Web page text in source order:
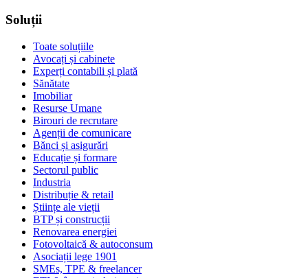
Soluții
Toate soluțiile
Avocați și cabinete
Experți contabili și plată
Sănătate
Imobiliar
Resurse Umane
Birouri de recrutare
Agenții de comunicare
Bănci și asigurări
Educație și formare
Sectorul public
Industria
Distribuție & retail
Științe ale vieții
BTP și construcții
Renovarea energiei
Fotovoltaică & autoconsum
Asociații lege 1901
SMEs, TPE & freelancer